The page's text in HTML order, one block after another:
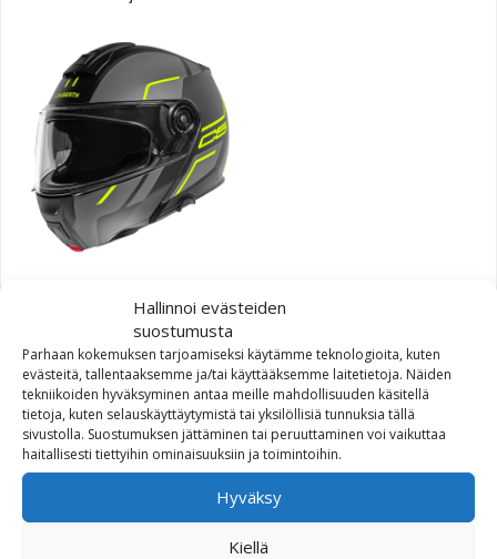
Hallinnoi evästeiden
suostumusta
Parhaan kokemuksen tarjoamiseksi käytämme teknologioita, kuten
evästeitä, tallentaaksemme ja/tai käyttääksemme laitetietoja. Näiden
tekniikoiden hyväksyminen antaa meille mahdollisuuden käsitellä
tietoja, kuten selauskäyttäytymistä tai yksilöllisiä tunnuksia tällä
sivustolla. Suostumuksen jättäminen tai peruuttaminen voi vaikuttaa
haitallisesti tiettyihin ominaisuuksiin ja toimintoihin.
Hyväksy
Kiellä
Master Keltainen
799,00€–808,70€Hintaluokka: 799,00€ - 808,70€